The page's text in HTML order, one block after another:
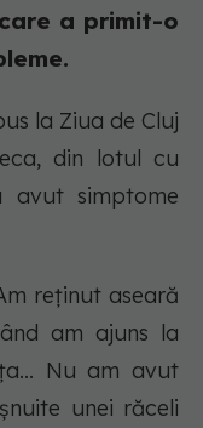
a primit-o
la Ziua de Cluj
din lotul cu
avut simptome
reținut aseară
am ajuns la
Nu am avut
unei răceli